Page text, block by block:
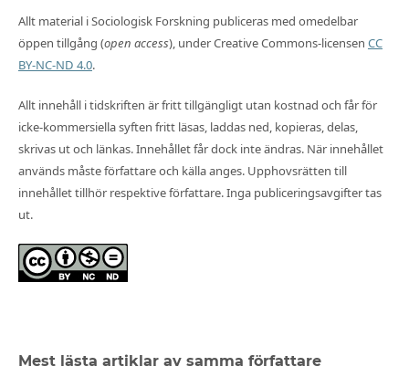
Allt material i Sociologisk Forskning publiceras med omedelbar
öppen tillgång (open access), under Creative Commons-licensen CC
BY-NC-ND 4.0.
Allt innehåll i tidskriften är fritt tillgängligt utan kostnad och får för
icke-kommersiella syften fritt läsas, laddas ned, kopieras, delas,
skrivas ut och länkas. Innehållet får dock inte ändras. När innehållet
används måste författare och källa anges. Upphovsrätten till
innehållet tillhör respektive författare. Inga publiceringsavgifter tas
ut.
Mest lästa artiklar av samma författare